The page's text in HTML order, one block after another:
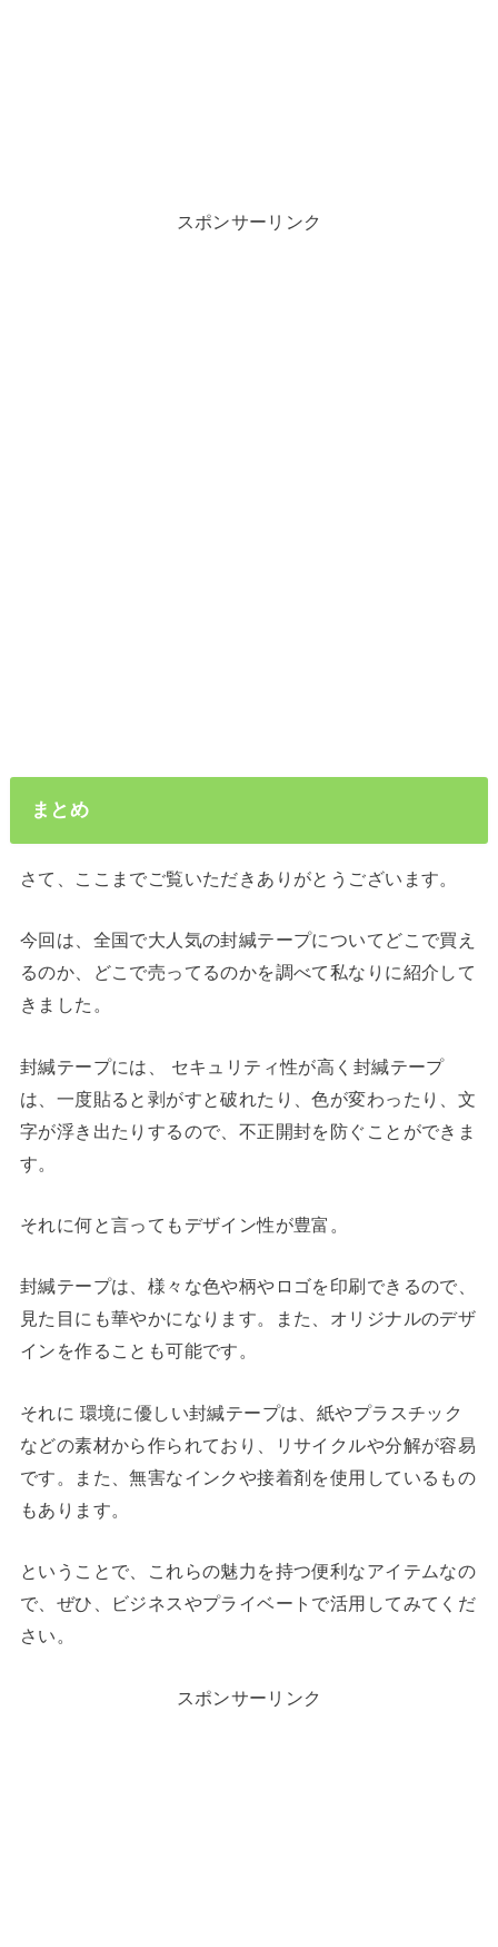
スポンサーリンク
まとめ
さて、ここまでご覧いただきありがとうございます。
今回は、全国で大人気の封緘テープについてどこで買え
るのか、どこで売ってるのかを調べて私なりに紹介して
きました。
封緘テープには、 セキュリティ性が高く封緘テープ
は、一度貼ると剥がすと破れたり、色が変わったり、文
字が浮き出たりするので、不正開封を防ぐことができま
す。
それに何と言ってもデザイン性が豊富。
封緘テープは、様々な色や柄やロゴを印刷できるので、
見た目にも華やかになります。また、オリジナルのデザ
インを作ることも可能です。
それに 環境に優しい封緘テープは、紙やプラスチック
などの素材から作られており、リサイクルや分解が容易
です。また、無害なインクや接着剤を使用しているもの
もあります。
ということで、これらの魅力を持つ便利なアイテムなの
で、ぜひ、ビジネスやプライベートで活用してみてくだ
さい。
スポンサーリンク